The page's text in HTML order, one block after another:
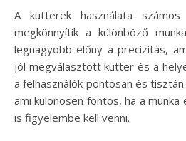
A kutterek használata
megkönnyítik a különböző
legnagyobb előny a precizitás,
jól megválasztott kutter és a
a felhasználók pontosan és
ami különösen fontos, ha a
is figyelembe kell venni.